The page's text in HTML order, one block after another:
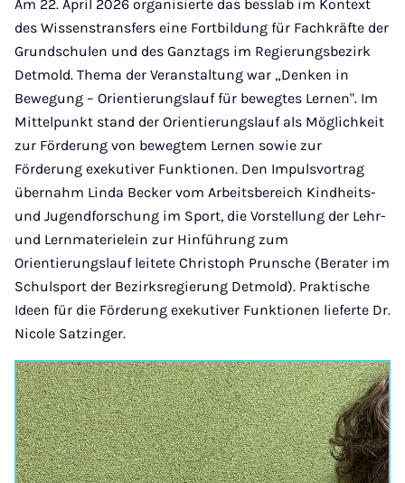
Am 22. April 2026 organisierte das besslab im Kontext
des Wissenstransfers eine Fortbildung für Fachkräfte der
Grundschulen und des Ganztags im Regierungsbezirk
Detmold. Thema der Veranstaltung war „Denken in
Bewegung – Orientierungslauf für bewegtes Lernen". Im
Mittelpunkt stand der Orientierungslauf als Möglichkeit
zur Förderung von bewegtem Lernen sowie zur
Förderung exekutiver Funktionen. Den Impulsvortrag
übernahm Linda Becker vom Arbeitsbereich Kindheits-
und Jugendforschung im Sport, die Vorstellung der Lehr-
und Lernmaterielein zur Hinführung zum
Orientierungslauf leitete Christoph Prunsche (Berater im
Schulsport der Bezirksregierung Detmold). Praktische
Ideen für die Förderung exekutiver Funktionen lieferte Dr.
Nicole Satzinger.